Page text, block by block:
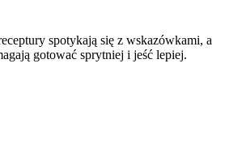
spotykają się z wskazówkami, a
gotować sprytniej i jeść lepiej.